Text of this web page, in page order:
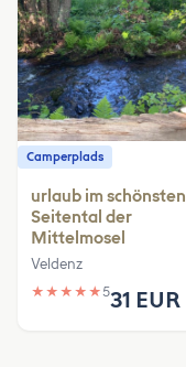
Camperplads
urlaub im schönsten
Seitental der
Mittelmosel
Veldenz
★ ★ ★ ★ ★531 EUR